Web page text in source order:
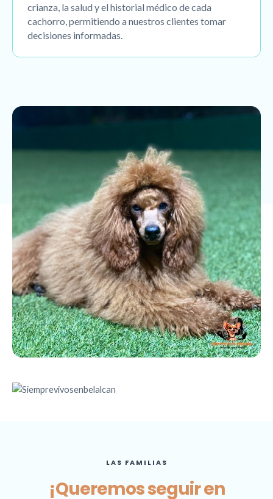
crianza, la salud y el historial médico de cada
cachorro, permitiendo a nuestros clientes tomar
decisiones informadas.
LAS FAMILIAS
¡Queremos seguir en